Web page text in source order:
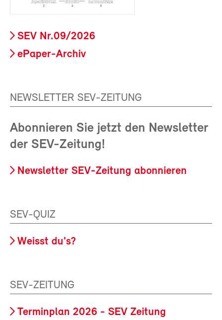
SEV Nr.09/2026
ePaper-Archiv
NEWSLETTER SEV-ZEITUNG
Abonnieren Sie jetzt den Newsletter
der SEV-Zeitung!
Newsletter SEV-Zeitung abonnieren
SEV-QUIZ
Weisst du's?
SEV-ZEITUNG
Terminplan 2026 - SEV Zeitung